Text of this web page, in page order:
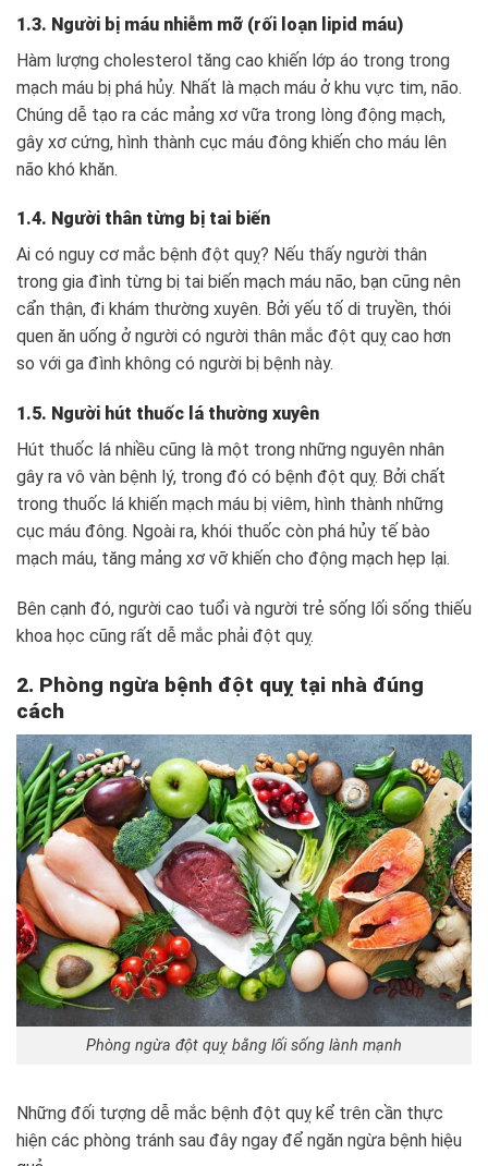
1.3. Người bị máu nhiễm mỡ (rối loạn lipid máu)
Hàm lượng cholesterol tăng cao khiến lớp áo trong trong
mạch máu bị phá hủy. Nhất là mạch máu ở khu vực tim, não.
Chúng dễ tạo ra các mảng xơ vữa trong lòng động mạch,
gây xơ cứng, hình thành cục máu đông khiến cho máu lên
não khó khăn.
1.4. Người thân từng bị tai biến
Ai có nguy cơ mắc bệnh đột quỵ? Nếu thấy người thân
trong gia đình từng bị tai biến mạch máu não, bạn cũng nên
cẩn thận, đi khám thường xuyên. Bởi yếu tố di truyền, thói
quen ăn uống ở người có người thân mắc đột quỵ cao hơn
so với ga đình không có người bị bệnh này.
1.5. Người hút thuốc lá thường xuyên
Hút thuốc lá nhiều cũng là một trong những nguyên nhân
gây ra vô vàn bệnh lý, trong đó có bệnh đột quỵ. Bởi chất
trong thuốc lá khiến mạch máu bị viêm, hình thành những
cục máu đông. Ngoài ra, khói thuốc còn phá hủy tế bào
mạch máu, tăng mảng xơ vỡ khiến cho động mạch hẹp lại.
Bên cạnh đó, người cao tuổi và người trẻ sống lối sống thiếu
khoa học cũng rất dễ mắc phải đột quỵ.
2. Phòng ngừa bệnh đột quỵ tại nhà đúng
cách
Phòng ngừa đột quỵ bằng lối sống lành mạnh
Những đối tượng dễ mắc bệnh đột quỵ kể trên cần thực
hiện các phòng tránh sau đây ngay để ngăn ngừa bệnh hiệu